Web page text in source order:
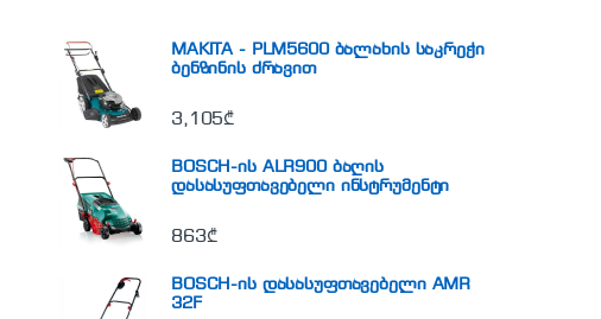
MAKITA - PLM5600 ბალახის საკრეჭი
ბენზინის ძრავით
3,105₾
BOSCH-ის ALR900 ბაღის
დასასუფთავებელი ინსტრუმენტი
863₾
BOSCH-ის დასასუფთავებელი AMR
32F